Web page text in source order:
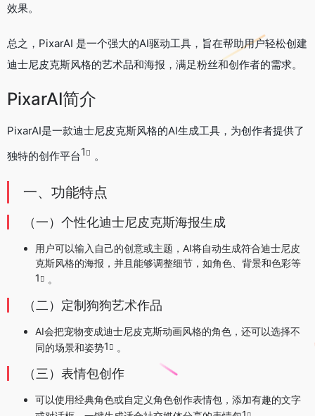
效果。
总之，PixarAI 是一个强大的AI驱动工具，旨在帮助用户轻松创建
迪士尼皮克斯风格的艺术品和海报，满足粉丝和创作者的需求。
PixarAI简介
PixarAI是一款迪士尼皮克斯风格的AI生成工具，为创作者提供了
独特的创作平台1 。
一、功能特点
（一）个性化迪士尼皮克斯海报生成
用户可以输入自己的创意或主题，AI将自动生成符合迪士尼皮
克斯风格的海报，并且能够调整细节，如角色、背景和色彩等
1
。
（二）定制狗狗艺术作品
AI会把宠物变成迪士尼皮克斯动画风格的角色，还可以选择不
同的场景和姿势1 。
（三）表情包创作
可以使用经典角色或自定义角色创作表情包，添加有趣的文字